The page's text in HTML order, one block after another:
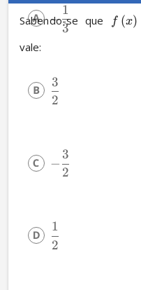
Sabendo-se que f (x)
vale:
−
3
1
2
3
−
2
3
2
1